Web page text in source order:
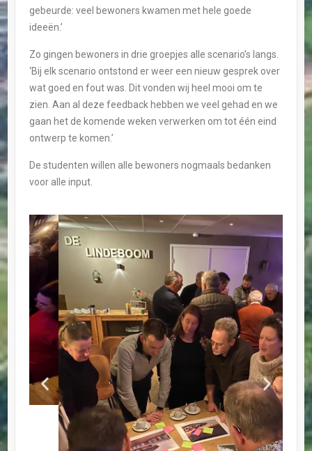
gebeurde: veel bewoners kwamen met hele goede
ideeën.’
Zo gingen bewoners in drie groepjes alle scenario’s langs.
‘Bij elk scenario ontstond er weer een nieuw gesprek over
wat goed en fout was. Dit vonden wij heel mooi om te
zien. Aan al deze feedback hebben we veel gehad en we
gaan het de komende weken verwerken om tot één eind
ontwerp te komen.’
De studenten willen alle bewoners nogmaals bedanken
voor alle input.